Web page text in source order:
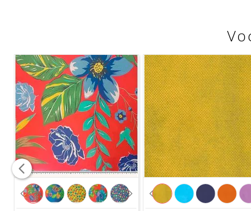
COMPOSIÇÃO
- 10% Linho
- 90% Poliéster
LARGURA:
- 2,80m
MODO DE LAVAGEM
- Lavar mão
- Não usar alvejante
- Não secar em tambor
- Passar Max. 200°
- Não lavar a seco